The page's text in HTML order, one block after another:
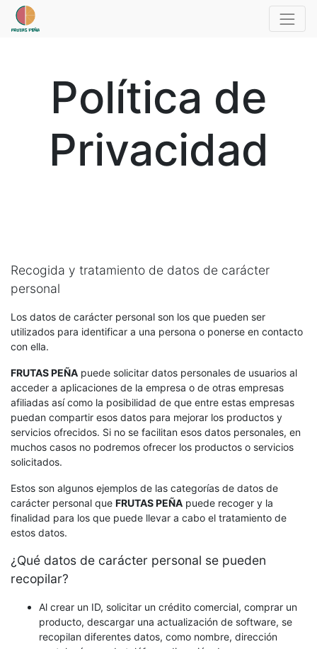
Política de
Privacidad
Recogida y tratamiento de datos de carácter
personal
Los datos de carácter personal son los que pueden ser
utilizados para identificar a una persona o ponerse en contacto
con ella.
FRUTAS PEÑA puede solicitar datos personales de usuarios al
acceder a aplicaciones de la empresa o de otras empresas
afiliadas así como la posibilidad de que entre estas empresas
puedan compartir esos datos para mejorar los productos y
servicios ofrecidos. Si no se facilitan esos datos personales, en
muchos casos no podremos ofrecer los productos o servicios
solicitados.
Estos son algunos ejemplos de las categorías de datos de
carácter personal que FRUTAS PEÑA puede recoger y la
finalidad para los que puede llevar a cabo el tratamiento de
estos datos.
¿Qué datos de carácter personal se pueden
recopilar?
Al crear un ID, solicitar un crédito comercial, comprar un
producto, descargar una actualización de software, se
recopilan diferentes datos, como nombre, dirección